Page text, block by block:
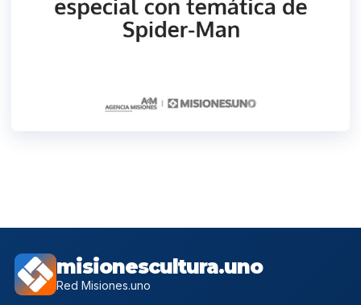
misionescultura.uno
Red Misiones.uno